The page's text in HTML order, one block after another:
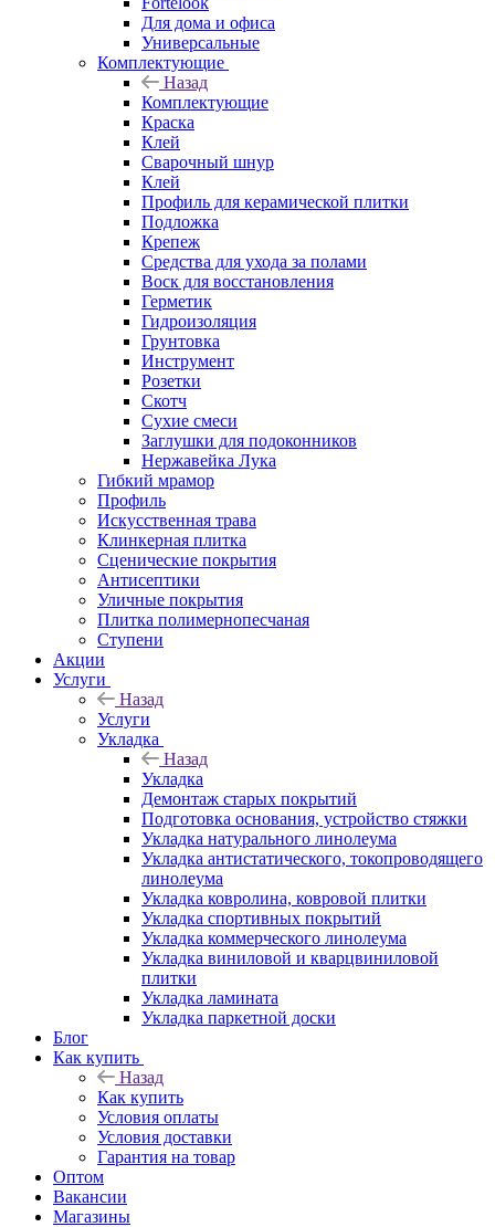
Для дома и офиса
Универсальные
Комплектующие
Назад
Комплектующие
Краска
Клей
Сварочный шнур
Клей
Профиль для керамической плитки
Подложка
Крепеж
Средства для ухода за полами
Воск для восстановления
Герметик
Гидроизоляция
Грунтовка
Инструмент
Розетки
Скотч
Сухие смеси
Заглушки для подоконников
Нержавейка Лука
Гибкий мрамор
Профиль
Искусственная трава
Клинкерная плитка
Сценические покрытия
Антисептики
Уличные покрытия
Плитка полимернопесчаная
Ступени
Акции
Услуги
Назад
Услуги
Укладка
Назад
Укладка
Демонтаж старых покрытий
Подготовка основания, устройство стяжки
Укладка натурального линолеума
Укладка антистатического, токопроводящего
линолеума
Укладка ковролина, ковровой плитки
Укладка спортивных покрытий
Укладка коммерческого линолеума
Укладка виниловой и кварцвиниловой
плитки
Укладка ламината
Укладка паркетной доски
Блог
Как купить
Назад
Как купить
Условия оплаты
Условия доставки
Гарантия на товар
Оптом
Вакансии
Магазины